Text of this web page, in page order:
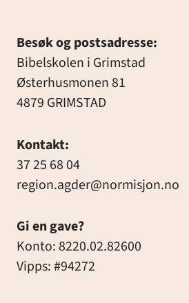
Besøk og postsadresse:
Bibelskolen i Grimstad
Østerhusmonen 81
4879 GRIMSTAD
Kontakt:
37 25 68 04
region.agder@normisjon.no
Gi en gave?
Konto: 8220.02.82600
Vipps: #94272